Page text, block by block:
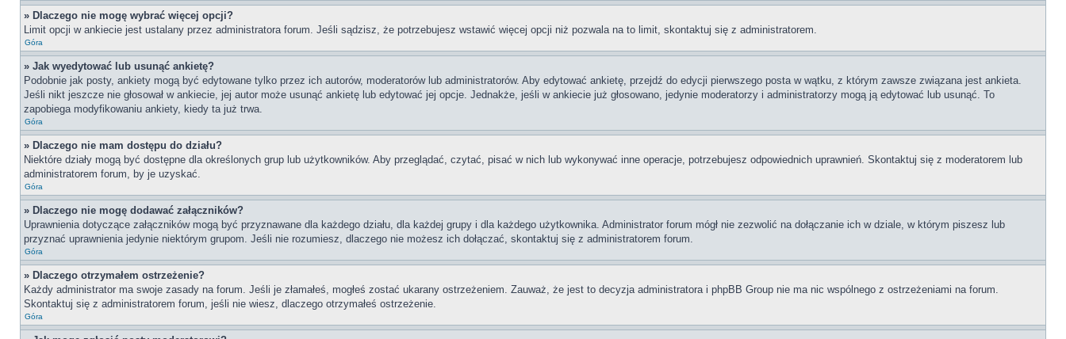
» Dlaczego nie mogę wybrać więcej opcji?
Limit opcji w ankiecie jest ustalany przez administratora forum. Jeśli sądzisz, że potrzebujesz wstawić więcej opcji niż pozwala na to limit, skontaktuj się z administratorem.
Góra
» Jak wyedytować lub usunąć ankietę?
Podobnie jak posty, ankiety mogą być edytowane tylko przez ich autorów, moderatorów lub administratorów. Aby edytować ankietę, przejdź do edycji pierwszego posta w wątku, z którym zawsze związana jest ankieta.
Jeśli nikt jeszcze nie głosował w ankiecie, jej autor może usunąć ankietę lub edytować jej opcje. Jednakże, jeśli w ankiecie już głosowano, jedynie moderatorzy i administratorzy mogą ją edytować lub usunąć. To
zapobiega modyfikowaniu ankiety, kiedy ta już trwa.
Góra
» Dlaczego nie mam dostępu do działu?
Niektóre działy mogą być dostępne dla określonych grup lub użytkowników. Aby przeglądać, czytać, pisać w nich lub wykonywać inne operacje, potrzebujesz odpowiednich uprawnień. Skontaktuj się z moderatorem lub
administratorem forum, by je uzyskać.
Góra
» Dlaczego nie mogę dodawać załączników?
Uprawnienia dotyczące załączników mogą być przyznawane dla każdego działu, dla każdej grupy i dla każdego użytkownika. Administrator forum mógł nie zezwolić na dołączanie ich w dziale, w którym piszesz lub
przyznać uprawnienia jedynie niektórym grupom. Jeśli nie rozumiesz, dlaczego nie możesz ich dołączać, skontaktuj się z administratorem forum.
Góra
» Dlaczego otrzymałem ostrzeżenie?
Każdy administrator ma swoje zasady na forum. Jeśli je złamałeś, mogłeś zostać ukarany ostrzeżeniem. Zauważ, że jest to decyzja administratora i phpBB Group nie ma nic wspólnego z ostrzeżeniami na forum.
Skontaktuj się z administratorem forum, jeśli nie wiesz, dlaczego otrzymałeś ostrzeżenie.
Góra